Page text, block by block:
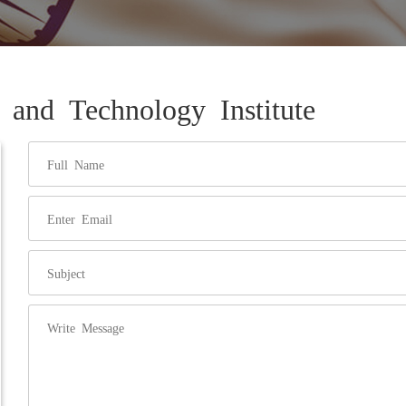
Technology Institute